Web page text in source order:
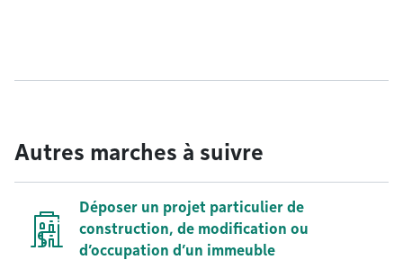
Autres marches à suivre
Déposer un projet particulier de
construction, de modification ou
d’occupation d’un immeuble